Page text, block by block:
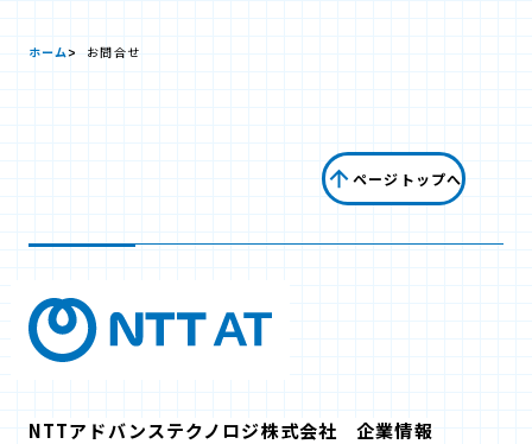
ホーム お問合せ
ページトップへ
NTTアドバンステクノロジ株式会社 企業情報